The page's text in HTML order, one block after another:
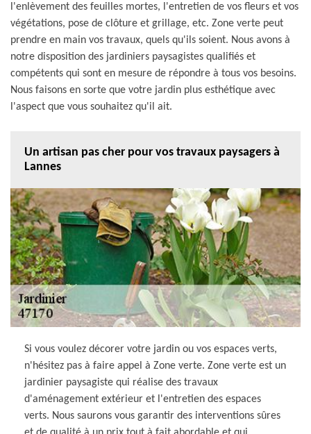
l'enlèvement des feuilles mortes, l'entretien de vos fleurs et vos
végétations, pose de clôture et grillage, etc. Zone verte peut
prendre en main vos travaux, quels qu'ils soient. Nous avons à
notre disposition des jardiniers paysagistes qualifiés et
compétents qui sont en mesure de répondre à tous vos besoins.
Nous faisons en sorte que votre jardin plus esthétique avec
l'aspect que vous souhaitez qu'il ait.
Un artisan pas cher pour vos travaux paysagers à
Lannes
Si vous voulez décorer votre jardin ou vos espaces verts,
n'hésitez pas à faire appel à Zone verte. Zone verte est un
jardinier paysagiste qui réalise des travaux
d'aménagement extérieur et l'entretien des espaces
verts. Nous saurons vous garantir des interventions sûres